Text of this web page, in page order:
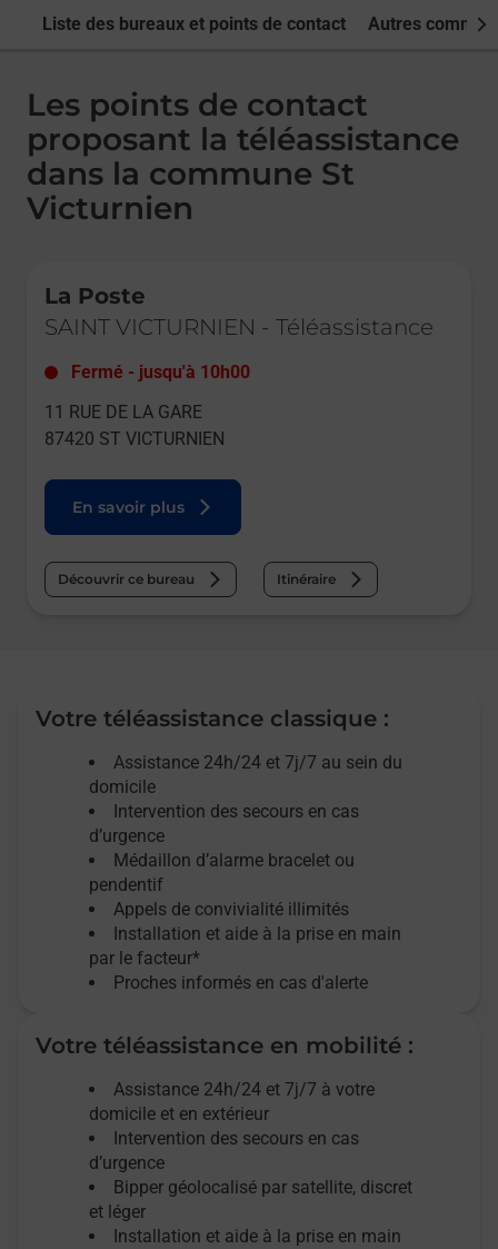
Liste des bureaux et points de contact Autres
Les points de contact
proposant la téléassistance
dans la commune St
Victurnien
La Poste
SAINT VICTURNIEN - Téléassistance
Fermé - jusqu'à 10h00
11 RUE DE LA GARE
87420 ST VICTURNIEN
En savoir plus
Découvrir ce bureau Itinéraire
Votre téléassistance classique :
Assistance 24h/24 et 7j/7 au sein du
domicile
Intervention des secours en cas
d’urgence
Médaillon d’alarme bracelet ou
pendentif
Appels de convivialité illimités
Installation et aide à la prise en main
par le facteur*
Proches informés en cas d'alerte
Votre téléassistance en mobilité :
Assistance 24h/24 et 7j/7 à votre
domicile et en extérieur
Intervention des secours en cas
d’urgence
Bipper géolocalisé par satellite, discret
et léger
Installation et aide à la prise en main